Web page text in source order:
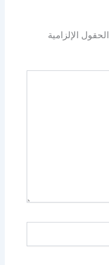
الحقول الإلزامية